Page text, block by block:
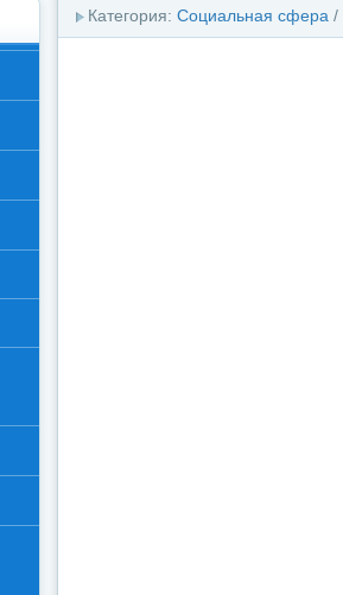
Категория: Социальная сфера /